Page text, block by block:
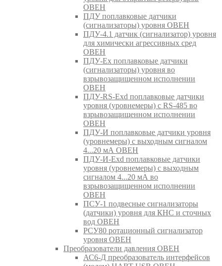
ОВЕН
ПДУ поплавковые датчики
(сигнализаторы) уровня ОВЕН
ПДУ-4.1 датчик (сигнализатор) уровня
для химически агрессивных сред
ОВЕН
ПДУ-Ex поплавковые датчики
(сигнализаторы) уровня во
взрывозащищенном исполнении
ОВЕН
ПДУ-RS-Exd поплавковые датчики
уровня (уровнемеры) с RS-485 во
взрывозащищенном исполнении
ОВЕН
ПДУ-И поплавковые датчики уровня
(уровнемеры) с выходным сигналом
4...20 мА ОВЕН
ПДУ-И-Exd поплавковые датчики
уровня (уровнемеры) с выходным
сигналом 4...20 мА во
взрывозащищенном исполнении
ОВЕН
ПСУ-1 подвесные сигнализаторы
(датчики) уровня для КНС и сточных
вод ОВЕН
РСУ80 ротационный сигнализатор
уровня ОВЕН
Преобразователи давления ОВЕН
АС6-Д преобразователь интерфейсов